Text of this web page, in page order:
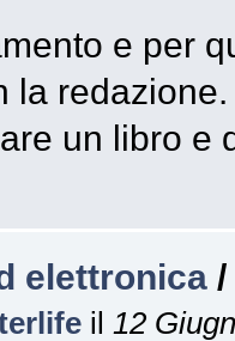
e per
la
un libro e
elettronica
il 12